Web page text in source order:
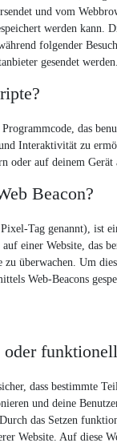
und vom
werden kann.
folgender
gesendet werden.
das
Interaktivität zu
oder auf deinem Gerät
Beacon?
Tag genannt), ist
einer Website, das
zu überwachen. Um
Web-Beacons
oder
dass bestimmte
und deine
das Setzen
Website. Auf diese